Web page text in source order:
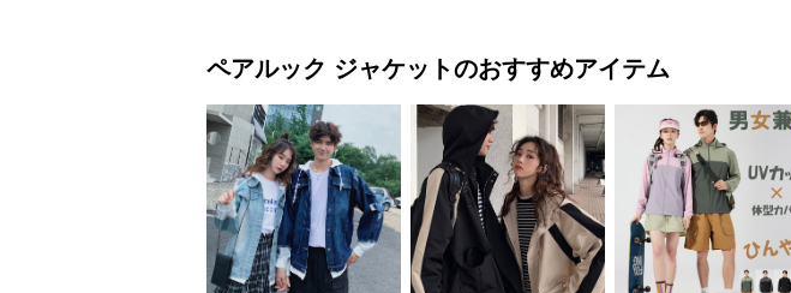
ペアルック ジャケットのおすすめアイテム